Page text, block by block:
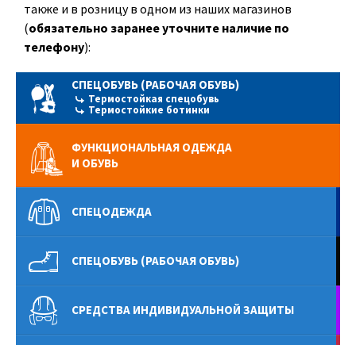
также и в розницу в одном из наших магазинов
(обязательно заранее уточните наличие по
телефону):
СПЕЦОБУВЬ (РАБОЧАЯ ОБУВЬ)
Термостойкая спецобувь
Термостойкие ботинки
ФУНКЦИОНАЛЬНАЯ ОДЕЖДА
И ОБУВЬ
СПЕЦОДЕЖДА
СПЕЦОБУВЬ (РАБОЧАЯ ОБУВЬ)
СРЕДСТВА ИНДИВИДУАЛЬНОЙ ЗАЩИТЫ